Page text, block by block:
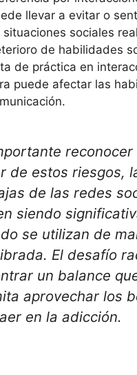
llevar a evitar o
situaciones sociales
de habilidades
de práctica en
puede afectar las
reconocer
de estos riesgos,
de las redes
siendo
se utilizan de
El desafío
un balance
aprovechar los
en la adicción.